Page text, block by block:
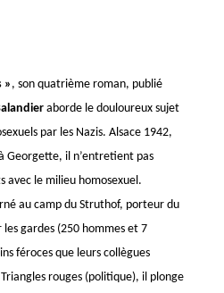
» , son quatrième roman, publié
aborde le douloureux sujet
par les Nazis. Alsace 1942,
Georgette, il n’entretient pas
avec le milieu homosexuel.
au camp du Struthof, porteur du
gardes (250 hommes et 7
féroces que leurs collègues
rouges (politique), il plonge